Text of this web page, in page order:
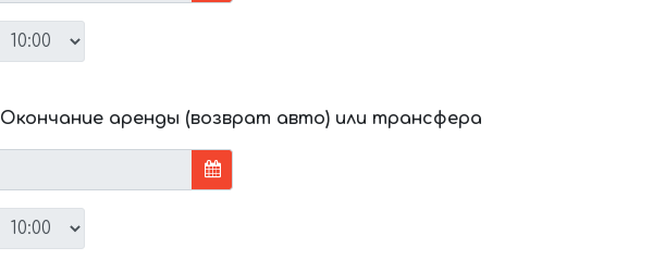
Окончание аренды (возврат авто) или трансфера